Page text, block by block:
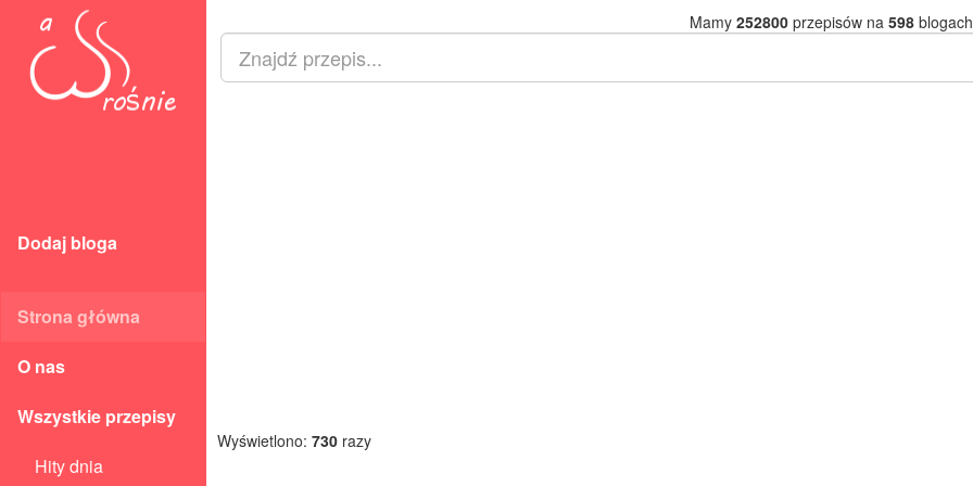
Dodaj bloga
Strona główna
O nas
Wszystkie przepisy
Hity dnia
Mamy 252800przepisów na 598
Wyświetlono: 730 razy